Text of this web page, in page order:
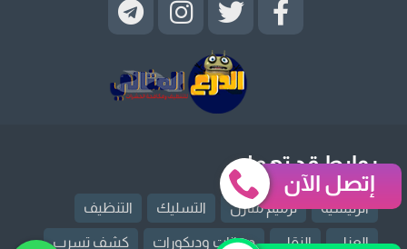
روابط قد تهمك
الرئيسية ترميم منازل التسليك التنظيف
العزل النقل دهانات وديكورات كشف تسرب
إتصل الآن